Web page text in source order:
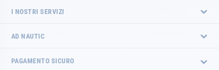
I NOSTRI SERVIZI
AD NAUTIC
PAGAMENTO SICURO